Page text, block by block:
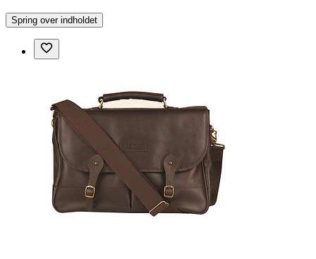
Spring over indholdet